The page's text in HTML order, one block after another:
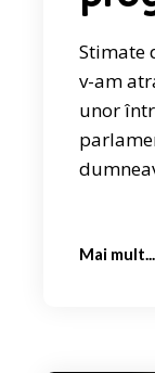
Stimate
v-am
unor
Mai mult...